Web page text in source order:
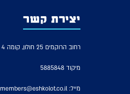
יצירת קשר
רחוב הרוקמים 25 חולון, קומה 4
מיקוד 5885848
מייל: members@eshkolot.co.il